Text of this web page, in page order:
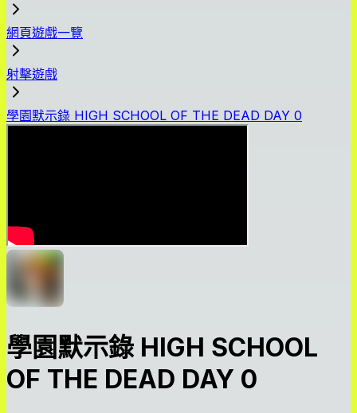
網頁遊戲一覽
射擊遊戲
學園默示錄 HIGH SCHOOL OF THE DEAD DAY 0
學園默示錄 HIGH SCHOOL
OF THE DEAD DAY 0